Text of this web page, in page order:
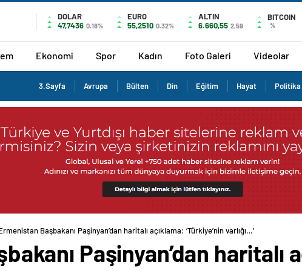
DOLAR
47,7436 0.18%
EURO
55,2510 0.32%
ALTIN
6.660,55 2,59
BITCOIN
%
Ekonomi Spor Kadın Foto Galeri Videolar
3.Sayfa Avrupa Bülten Din Eğitim Hayat Politika
Başbakanı Paşinyan’dan haritalı açıklama: ‘Türkiye’nin varlığı…’
Paşinyan’dan haritalı